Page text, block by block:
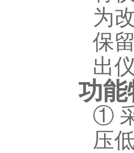
为
保
出
功能
①
压